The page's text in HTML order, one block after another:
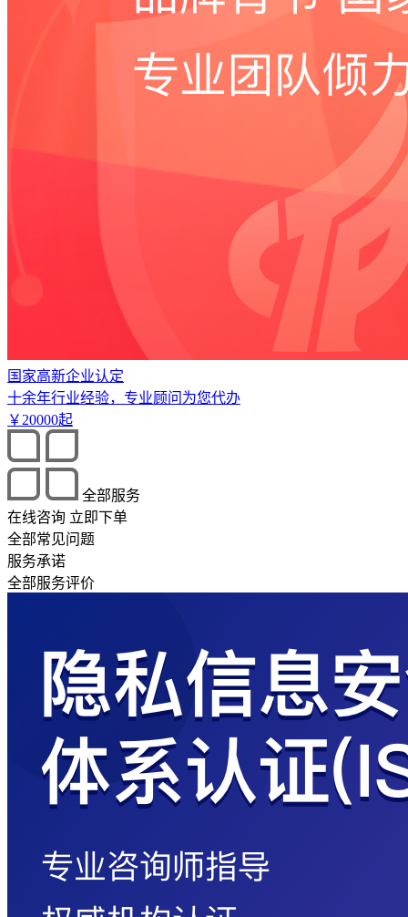
国家高新企业认定
十余年行业经验，专业顾问为您代办
￥ 20000起
全部服务
在线咨询 立即下单
全部常见问题
服务承诺
全部服务评价